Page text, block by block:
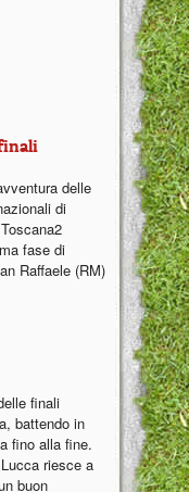
delle
di
fase di
Raffaele (RM)
finali
battendo in
fino alla fine.
riesce a
buon